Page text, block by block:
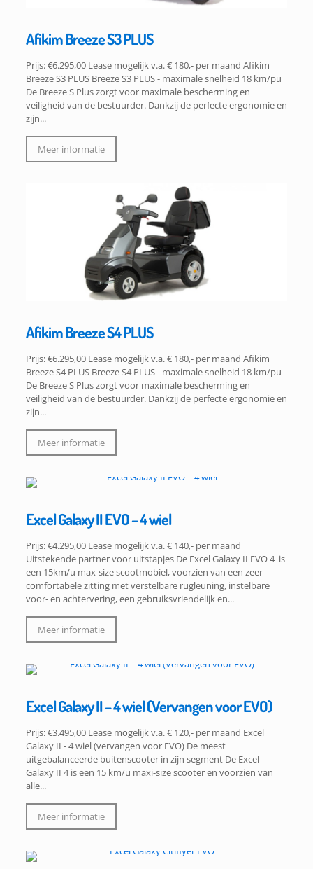
Afikim Breeze S3 PLUS
Prijs: €6.295,00 Lease mogelijk v.a. € 180,- per maand Afikim
Breeze S3 PLUS Breeze S3 PLUS - maximale snelheid 18 km/pu
De Breeze S Plus zorgt voor maximale bescherming en
veiligheid van de bestuurder. Dankzij de perfecte ergonomie en
zijn...
Meer informatie
Afikim Breeze S4 PLUS
Prijs: €6.295,00 Lease mogelijk v.a. € 180,- per maand Afikim
Breeze S4 PLUS Breeze S4 PLUS - maximale snelheid 18 km/pu
De Breeze S Plus zorgt voor maximale bescherming en
veiligheid van de bestuurder. Dankzij de perfecte ergonomie en
zijn...
Meer informatie
Excel Galaxy II EVO – 4 wiel
Prijs: €4.295,00 Lease mogelijk v.a. € 140,- per maand
Uitstekende partner voor uitstapjes De Excel Galaxy II EVO 4 is
een 15km/u max-size scootmobiel, voorzien van een zeer
comfortabele zitting met verstelbare rugleuning, instelbare
voor- en achtervering, een gebruiksvriendelijk en...
Meer informatie
Excel Galaxy II – 4 wiel (Vervangen voor EVO)
Prijs: €3.495,00 Lease mogelijk v.a. € 120,- per maand Excel
Galaxy II - 4 wiel (vervangen voor EVO) De meest
uitgebalanceerde buitenscooter in zijn segment De Excel
Galaxy II 4 is een 15 km/u maxi-size scooter en voorzien van
alle...
Meer informatie